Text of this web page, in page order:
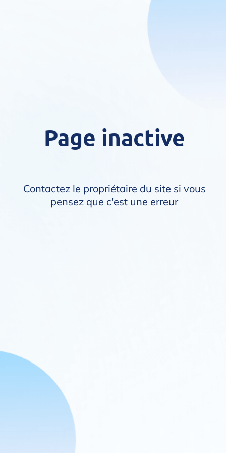
Page inactive
Contactez le propriétaire du site si vous
pensez que c'est une erreur